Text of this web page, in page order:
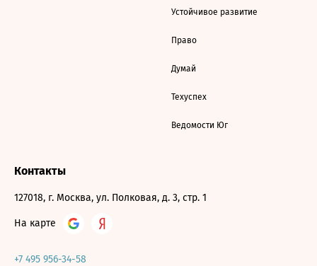
Устойчивое развитие
Право
Думай
Техуспех
Ведомости Юг
Контакты
127018, г. Москва, ул. Полковая, д. 3, стр. 1
На карте
+7 495 956-34-58